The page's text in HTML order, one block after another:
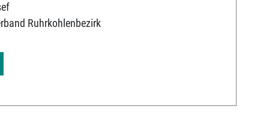
Ruhrkohlenbezirk